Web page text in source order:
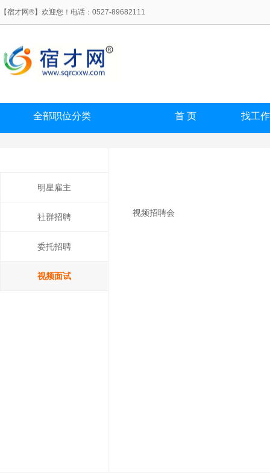
【宿才网®】欢迎您！电话：0527-89682111
全部职位分类 首 页 找工作
明星雇主
社群招聘
委托招聘
视频面试
视频招聘会